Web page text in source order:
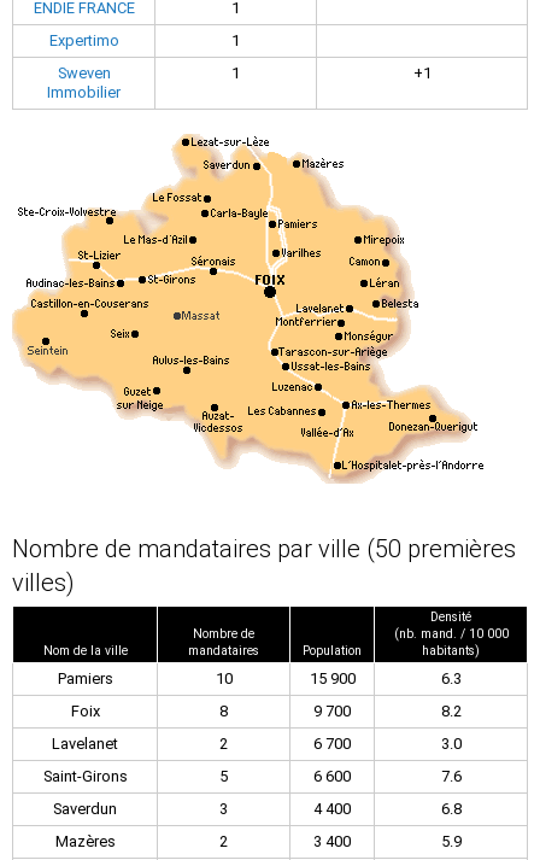
ENDIE FRANCE
1
Expertimo
1
Sweven
Immobilier
1 +1
Nombre de mandataires par ville (50 premières
villes)
Nom de la ville
Nombre de
mandataires
Population
Densité
(nb. mand. / 10 000
habitants)
Pamiers 10 15 900
6.3
Foix
8 9 700
8.2
Lavelanet
2 6 700
3.0
Saint-Girons
5 6 600
7.6
Saverdun
3 4 400
6.8
Mazères
2 3 400
5.9